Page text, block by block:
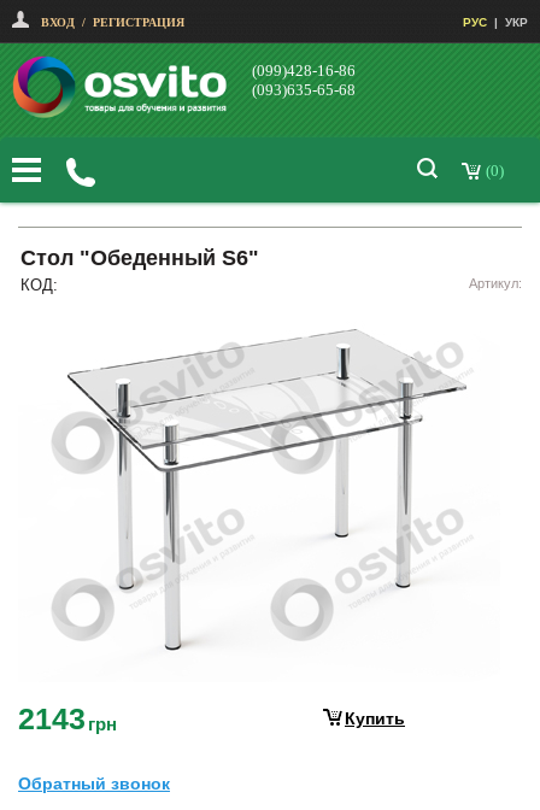
ВХОД / РЕГИСТРАЦИЯ РУС | УКР
(099)428-16-86
(093)635-65-68
(0)
Стол "Обеденный S6"
КОД: Артикул:
2143 грн Купить
Обратный звонок